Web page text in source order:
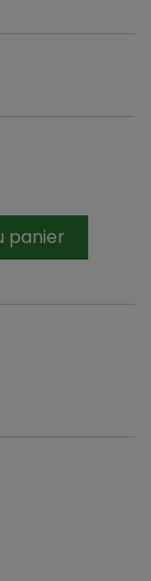
panier